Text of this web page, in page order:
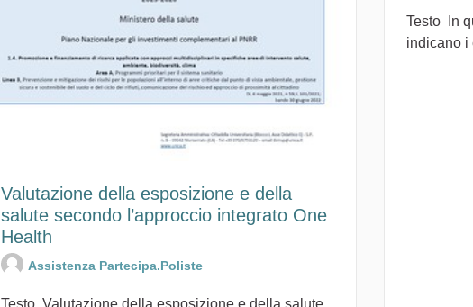
Valutazione della esposizione e della
salute secondo l’approccio integrato One
Health
Assistenza Partecipa.Poliste
Testo Valutazione della esposizione e della salute
Testo In
indicano i